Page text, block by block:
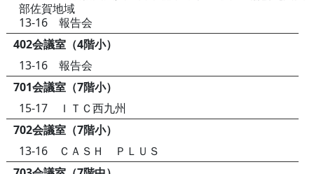
部佐賀地域
13-16 報告会
402会議室（4階小）
13-16 報告会
701会議室（7階小）
15-17 ＩＴＣ西九州
702会議室（7階小）
13-16 ＣＡＳＨ ＰＬＵＳ